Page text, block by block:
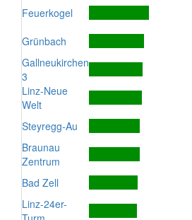
Feuerkogel
Grünbach
Gallneukirchen
3
Linz-Neue
Welt
Steyregg-Au
Braunau
Zentrum
Bad Zell
Linz-24er-